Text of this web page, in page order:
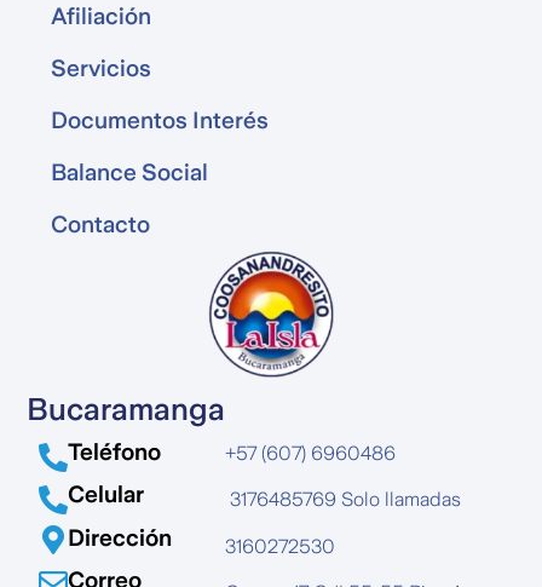
Afiliación
Servicios
Documentos Interés
Balance Social
Contacto
Bucaramanga
Teléfono
Celular
Dirección
Correo
+57 (607) 6960486
3176485769 Solo llamadas
3160272530